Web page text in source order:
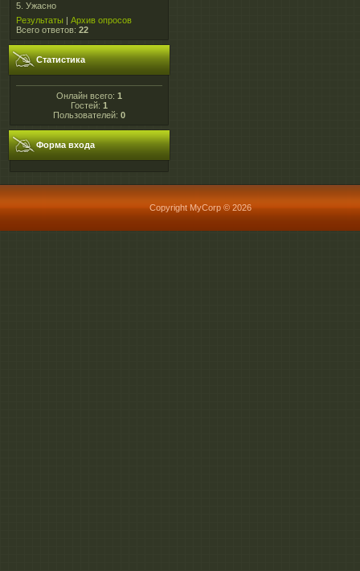
5. Ужасно
Результаты | Архив опросов
Всего ответов: 22
Статистика
Онлайн всего: 1
Гостей: 1
Пользователей: 0
Форма входа
Copyright MyCorp © 2026